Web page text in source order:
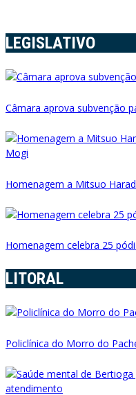
LEGISLATIVO
Câmara aprova subvenção
Homenagem a Mitsuo
Homenagem celebra 25
LITORAL
Policlínica do Morro do